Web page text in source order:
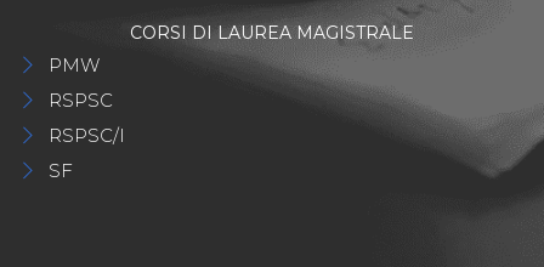
CORSI DI LAUREA MAGISTRALE
PMW
RSPSC
RSPSC/I
SF